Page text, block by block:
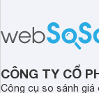
hiện đại, đặc biệt là
có diện tích hạn
CÔNG TY CỔ
Công cụ so sánh giá